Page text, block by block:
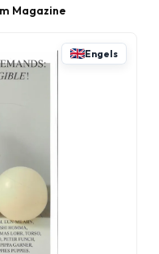
Magazine
Engels